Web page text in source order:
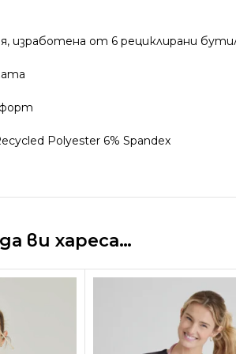
изработена от 6 рециклирани
Polyester 6% Spandex
ви хареса…